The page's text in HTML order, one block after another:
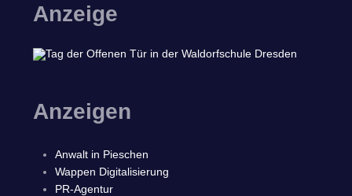
Anzeige
Anzeigen
Anwalt in Pieschen
Wappen Digitalisierung
PR-Agentur